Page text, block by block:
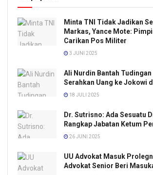
Minta TNI Tidak Jadikan
Markas, Yance Mote:
Carikan Pos Militer
3 JUNI 2025
Ali Nurdin Bantah Tudingan
Serahkan Uang ke Jokowi
18 JULI 2025
Dr. Sutrisno: Ada Sesuatu
Rangkap Jabatan Ketum
26 JUNI 2025
UU Advokat Masuk
Advokat Senior Beri